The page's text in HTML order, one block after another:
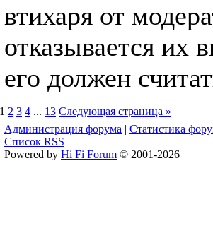
втихаря от
отказывается их
его должен
1 2 3 4 ... 13 Следующая страница »
Администрация форума | Статистика
Список RSS
Powered by Hi Fi Forum © 2001-2026